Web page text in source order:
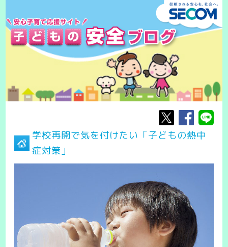
学校再開で気を付けたい「子どもの熱中
症対策」